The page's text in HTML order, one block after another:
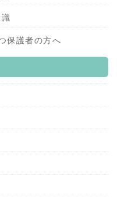
保護者の方へ